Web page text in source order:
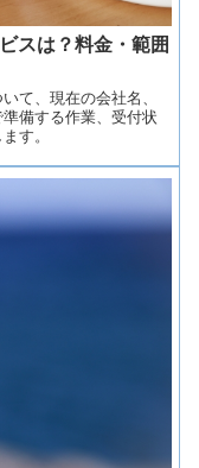
スは？料金・範囲
て、現在の会社名、
備する作業、受付状
す。